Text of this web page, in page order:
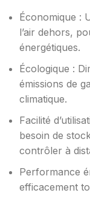
Économique :
l’air dehors,
énergétiques.
Écologique :
émissions de
climatique.
Facilité
besoin de
contrôler à
Performance
efficacement